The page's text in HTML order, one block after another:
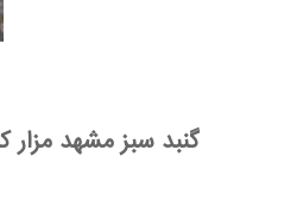
گنبد سبز مشهد